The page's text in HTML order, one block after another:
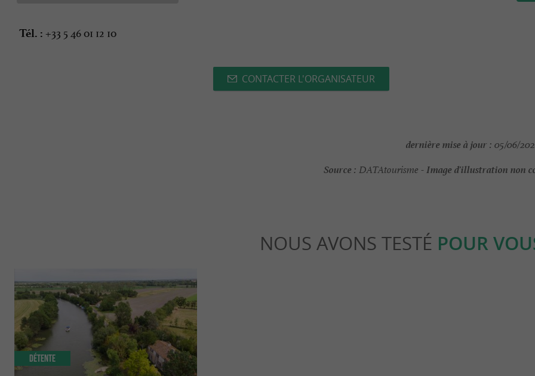
Tél. : +33 5 46 01 12 10
CONTACTER L'ORGANISATEUR
dernière mise à jour : 05/06/
Source : DATAtourisme -Image d'illustration non
NOUS AVONS TESTÉ POUR
Détente